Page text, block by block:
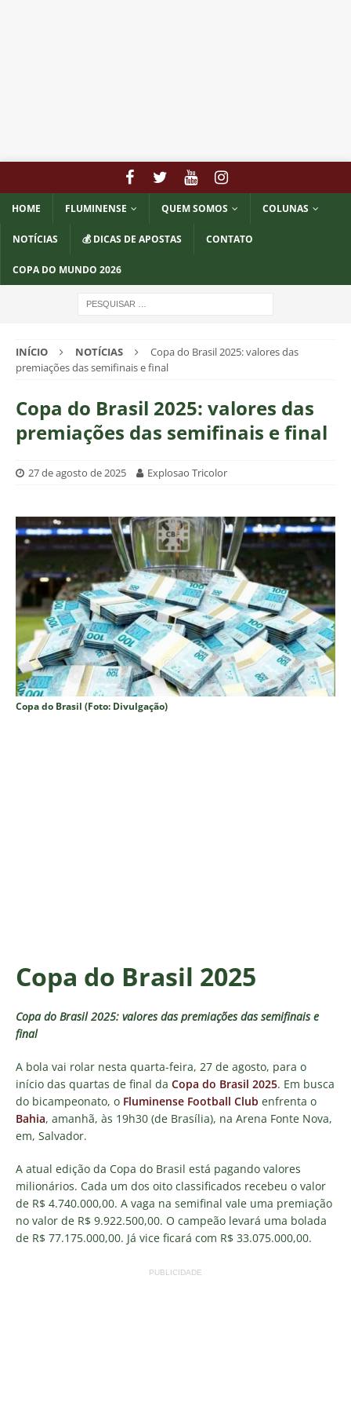
HOME FLUMINENSE QUEM SOMOS COLUNAS
NOTÍCIAS 💰 DICAS DE APOSTAS CONTATO
COPA DO MUNDO 2026
INÍCIO NOTÍCIAS
Copa do Brasil 2025: valores das
premiações das semifinais e final
Copa do Brasil 2025: valores das
premiações das semifinais e final
27 de agosto de 2025 Explosao Tricolor
Copa do Brasil (Foto: Divulgação)
Copa do Brasil 2025
Copa do Brasil 2025: valores das premiações das semifinais e
final
A bola vai rolar nesta quarta-feira, 27 de agosto, para o
início das quartas de final da Copa do Brasil 2025. Em busca
do bicampeonato, o Fluminense Football Club enfrenta o
Bahia, amanhã, às 19h30 (de Brasília), na Arena Fonte Nova,
em, Salvador.
A atual edição da Copa do Brasil está pagando valores
milionários. Cada um dos oito classificados recebeu o valor
de R$ 4.740.000,00. A vaga na semifinal vale uma premiação
no valor de R$ 9.922.500,00. O campeão levará uma bolada
de R$ 77.175.000,00. Já vice ficará com R$ 33.075.000,00.
PUBLICIDADE